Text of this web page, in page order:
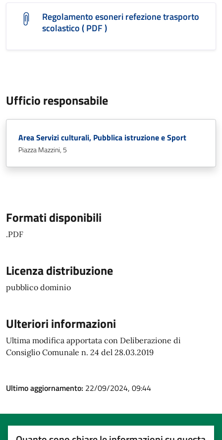
Regolamento esoneri refezione trasporto
scolastico ( PDF )
Ufficio responsabile
Area Servizi culturali, Pubblica istruzione e Sport
Piazza Mazzini, 5
Formati disponibili
.PDF
Licenza distribuzione
pubblico dominio
Ulteriori informazioni
Ultima modifica apportata con Deliberazione di
Consiglio Comunale n. 24 del 28.03.2019
Ultimo aggiornamento: 22/09/2024, 09:44